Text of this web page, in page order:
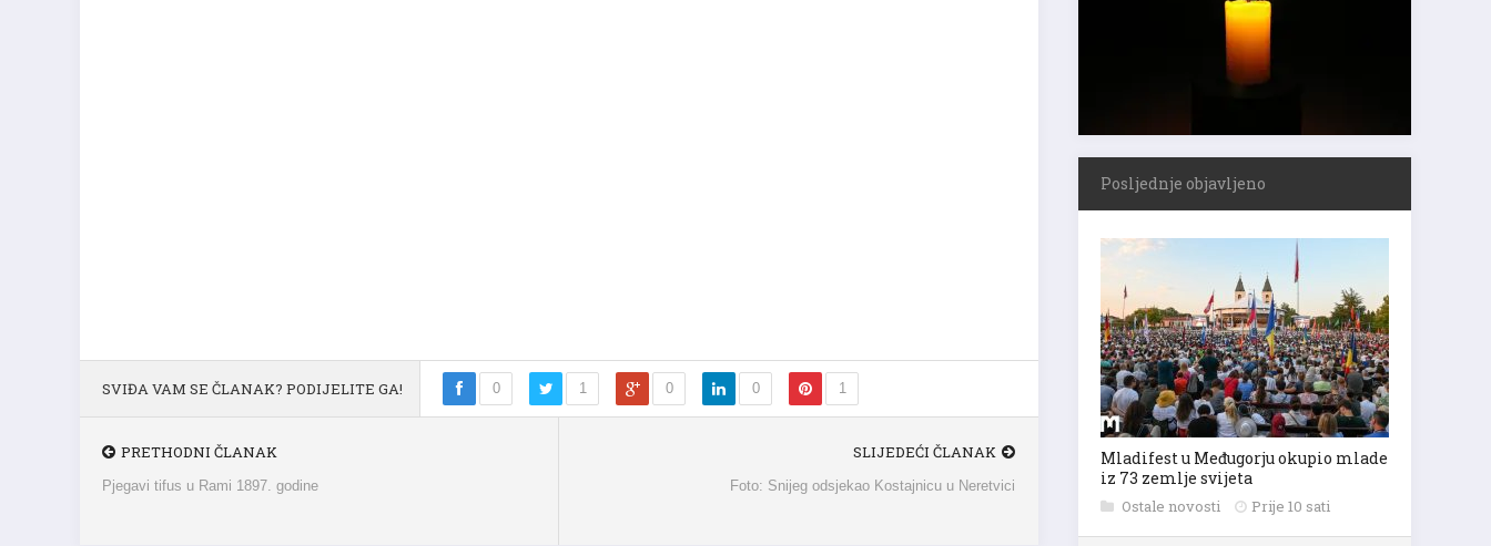
SVIĐA VAM SE ČLANAK? PODIJELITE GA! 0 1 0 0 1
PRETHODNI ČLANAK
Pjegavi tifus u Rami 1897. godine
SLIJEDEĆI ČLANAK
Foto: Snijeg odsjekao Kostajnicu u Neretvici
Posljednje objavljeno
Mladifest u Međugorju okupio mlade
iz 73 zemlje svijeta
Ostale novosti Prije 10 sati